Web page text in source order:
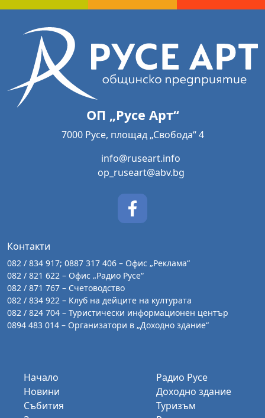
ОП „Русе Арт“
7000 Русе, площад „Свобода“ 4
info@ruseart.info
op_ruseart@abv.bg
Контакти
082 / 834 917; 0887 317 406 – Офис „Реклама“
082 / 821 622 – Офис „Радио Русе“
082 / 871 767 – Счетоводство
082 / 834 922 – Клуб на дейците на културата
082 / 824 704 – Туристически информационен център
0894 483 014 – Организатори в „Доходно здание“
Начало
Новини
Събития
Радио Русе
Доходно здание
Туризъм